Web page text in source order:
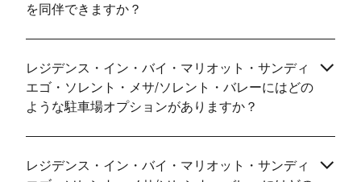
を同伴できますか？
レジデンス・イン・バイ・マリオット・サンディ
エゴ・ソレント・メサ/ソレント・バレーにはどの
ような駐車場オプションがありますか？
レジデンス・イン・バイ・マリオット・サンディ